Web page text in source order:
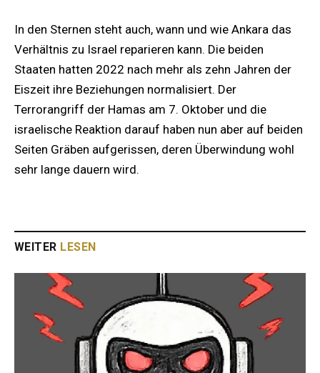
In den Sternen steht auch, wann und wie Ankara das
Verhältnis zu Israel reparieren kann. Die beiden
Staaten hatten 2022 nach mehr als zehn Jahren der
Eiszeit ihre Beziehungen normalisiert. Der
Terrorangriff der Hamas am 7. Oktober und die
israelische Reaktion darauf haben nun aber auf beiden
Seiten Gräben aufgerissen, deren Überwindung wohl
sehr lange dauern wird.
WEITER LESEN